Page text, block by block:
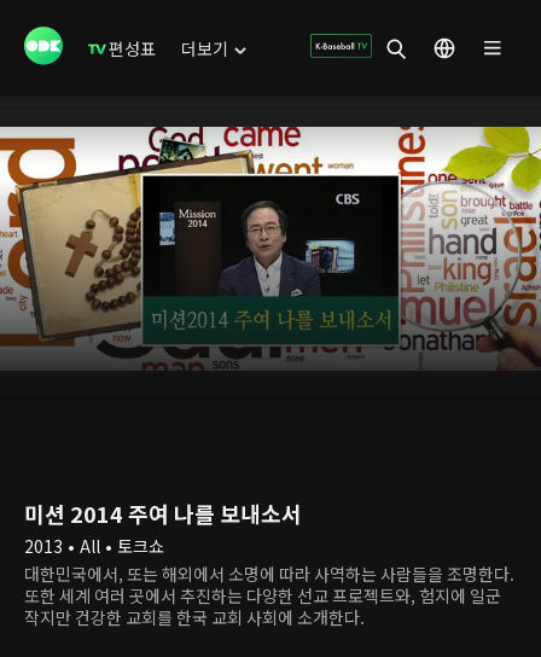
편성표 더보기
미션 2014 주여 나를 보내소서
2013 • All • 토크쇼
대한민국에서, 또는 해외에서 소명에 따라 사역하는 사람들을 조명한다.
또한 세계 여러 곳에서 추진하는 다양한 선교 프로젝트와, 험지에 일군
작지만 건강한 교회를 한국 교회 사회에 소개한다.